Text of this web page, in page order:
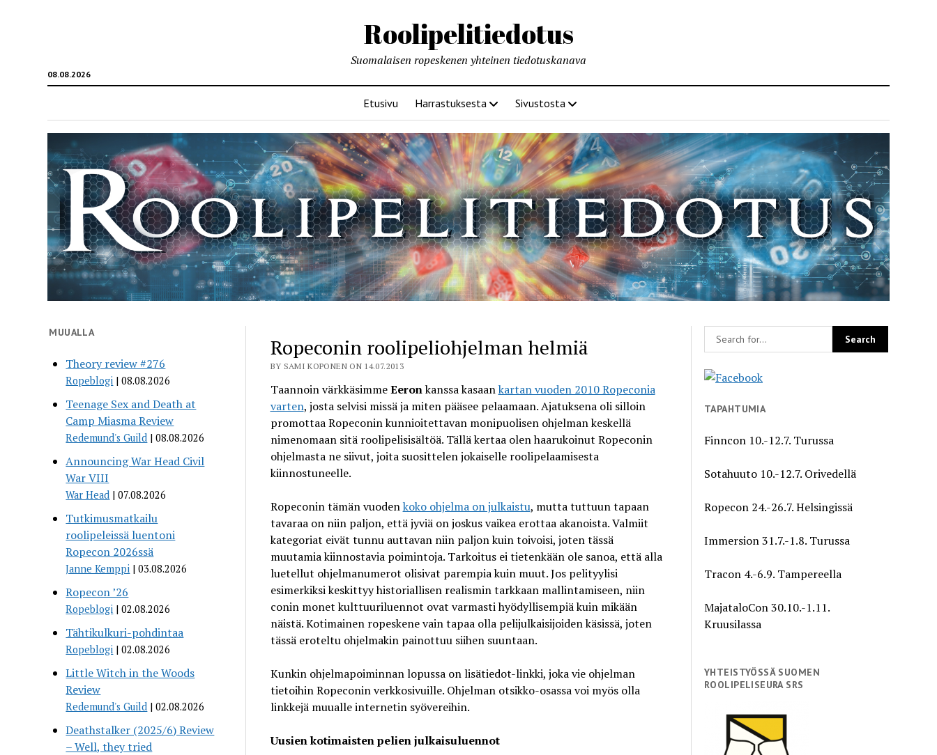
Roolipelitiedotus
08.08.2026
Suomalaisen ropeskenen yhteinen tiedotuskanava
Etusivu Harrastuksesta Sivustosta
MUUALLA
Theory review #276
Ropeblogi 08.08.2026
Teenage Sex and Death at
Camp Miasma Review
Redemund's Guild 08.08.2026
Announcing War Head Civil
War VIII
War Head 07.08.2026
Tutkimusmatkailu
roolipeleissä luentoni
Ropecon 2026ssä
Janne Kemppi 03.08.2026
Ropecon ’26
Ropeblogi 02.08.2026
Tähtikulkuri-pohdintaa
Ropeblogi 02.08.2026
Little Witch in the Woods
Review
Redemund's Guild 02.08.2026
Deathstalker (2025/6) Review
– Well, they tried
Ropeconin roolipeliohjelman helmiä
BY SAMI KOPONEN ON 14.07.2013
Taannoin värkkäsimmeEeronkanssa kasaankartan vuoden 2010 Ropeconia
varten, josta selvisi missä ja miten pääsee pelaamaan. Ajatuksena oli silloin
promottaa Ropeconin kunnioitettavan monipuolisen ohjelman keskellä
nimenomaan sitä roolipelisisältöä. Tällä kertaa olen haarukoinut Ropeconin
ohjelmasta ne siivut, joita suosittelen jokaiselle roolipelaamisesta
kiinnostuneelle.
Ropeconin tämän vuodenkoko ohjelma on julkaistu, mutta tuttuun tapaan
tavaraa on niin paljon, että jyviä on joskus vaikea erottaa akanoista. Valmiit
kategoriat eivät tunnu auttavan niin paljon kuin toivoisi, joten tässä
muutamia kiinnostavia poimintoja. Tarkoitus ei tietenkään ole sanoa, että alla
luetellut ohjelmanumerot olisivat parempia kuin muut. Jos pelityylisi
esimerkiksi keskittyy historiallisen realismin tarkkaan mallintamiseen, niin
conin monet kulttuuriluennot ovat varmasti hyödyllisempiä kuin mikään
näistä. Kotimainen ropeskene vain tapaa olla pelijulkaisijoiden käsissä, joten
tässä eroteltu ohjelmakin painottuu siihen suuntaan.
Kunkin ohjelmapoiminnan lopussa on lisätiedot-linkki, joka vie ohjelman
tietoihin Ropeconin verkkosivuille. Ohjelman otsikko-osassa voi myös olla
linkkejä muualle internetin syövereihin.
Uusien kotimaisten pelien julkaisuluennot
TAPAHTUMIA
Finncon 10.-12.7. Turussa
Sotahuuto 10.-12.7. Orivedellä
Ropecon 24.-26.7. Helsingissä
Immersion 31.7.-1.8. Turussa
Tracon 4.-6.9. Tampereella
MajataloCon 30.10.-1.11.
Kruusilassa
YHTEISTYÖSSÄ SUOMEN
ROOLIPELISEURA SRS